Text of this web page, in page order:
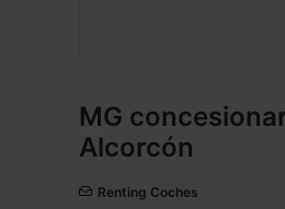
MG
Alcorcón
Renting Coches